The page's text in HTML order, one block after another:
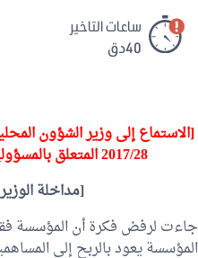
ساعات التاخير
40دق
[اﻻستماع إلى وزير الشؤون
2017/28 المتعلق بالمسؤولية المجتمعية للمؤسسات ]
[مداخلة الوزير
جاءت لرفض فكرة أن المؤسسة
المؤسسة يعود بالربح إلى